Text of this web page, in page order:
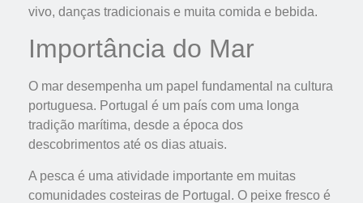
vivo, danças tradicionais e muita comida e bebida.
Importância do Mar
O mar desempenha um papel fundamental na cultura
portuguesa. Portugal é um país com uma longa
tradição marítima, desde a época dos
descobrimentos até os dias atuais.
A pesca é uma atividade importante em muitas
comunidades costeiras de Portugal. O peixe fresco é